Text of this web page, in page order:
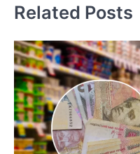
Related Posts